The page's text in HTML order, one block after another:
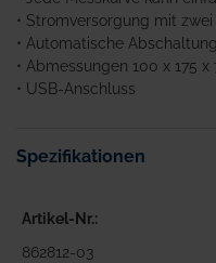
• Stromversorgung mit
• Automatische Abschaltung
• Abmessungen 100 x 175 x
• USB-Anschluss
Spezifikationen
Artikel-Nr.
862812-03